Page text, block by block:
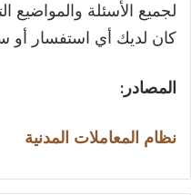
لجميع الأسئلة
كان لديك أي استفسار أو
المصادر:
نظام المعاملات المدنية